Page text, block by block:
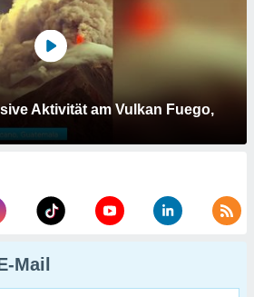
Aktivität am Vulkan Fuego,
Mail